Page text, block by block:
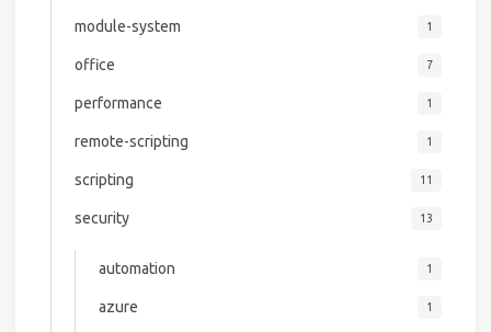
module-system 1
office 7
performance 1
remote-scripting 1
scripting 11
security 13
automation 1
azure 1